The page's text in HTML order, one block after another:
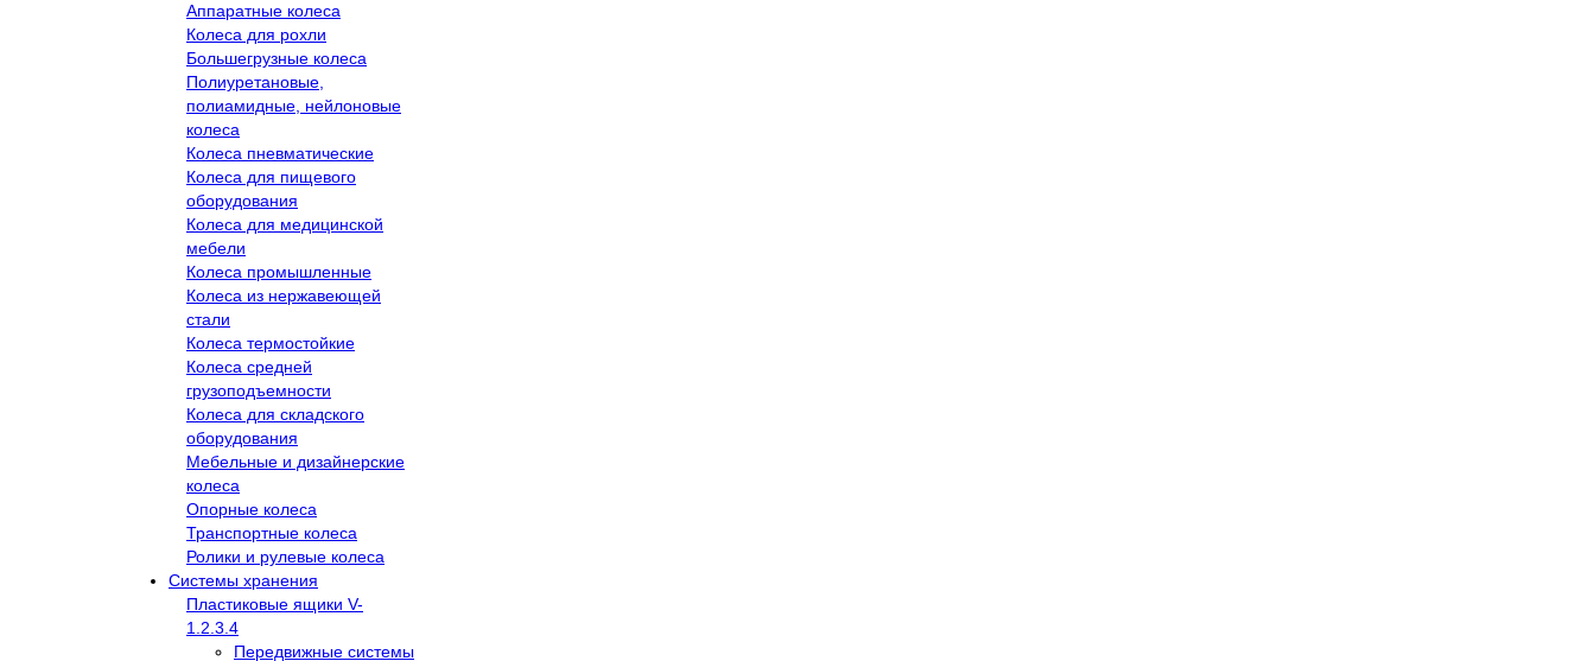
Аппаратные колеса
Колеса для рохли
Большегрузные колеса
Полиуретановые,
полиамидные, нейлоновые
колеса
Колеса пневматические
Колеса для пищевого
оборудования
Колеса для медицинской
мебели
Колеса промышленные
Колеса из нержавеющей
стали
Колеса термостойкие
Колеса средней
грузоподъемности
Колеса для складского
оборудования
Мебельные и дизайнерские
колеса
Опорные колеса
Транспортные колеса
Ролики и рулевые колеса
Системы хранения
Пластиковые ящики V-
1.2.3.4
Передвижные системы